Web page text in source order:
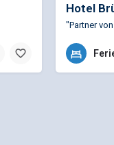
Hotel
+43